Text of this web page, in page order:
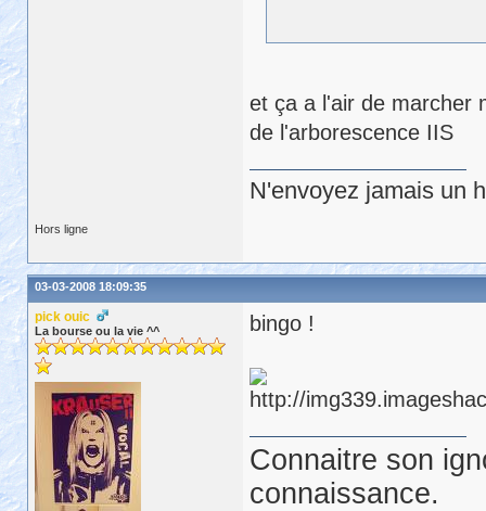
et ça a l'air de marcher
de l'arborescence IIS
N'envoyez jamais un
Hors ligne
03-03-2008 18:09:35
pick ouic
La bourse ou la vie ^^ bingo !
Connaitre son
connaissance.